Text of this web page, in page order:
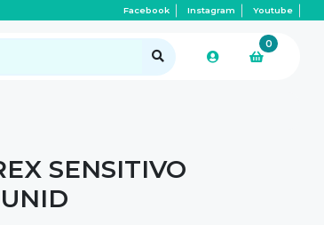
Facebook Instagram Youtube
0
SENSITIVO